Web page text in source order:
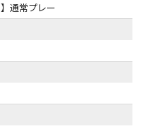
通常プレー